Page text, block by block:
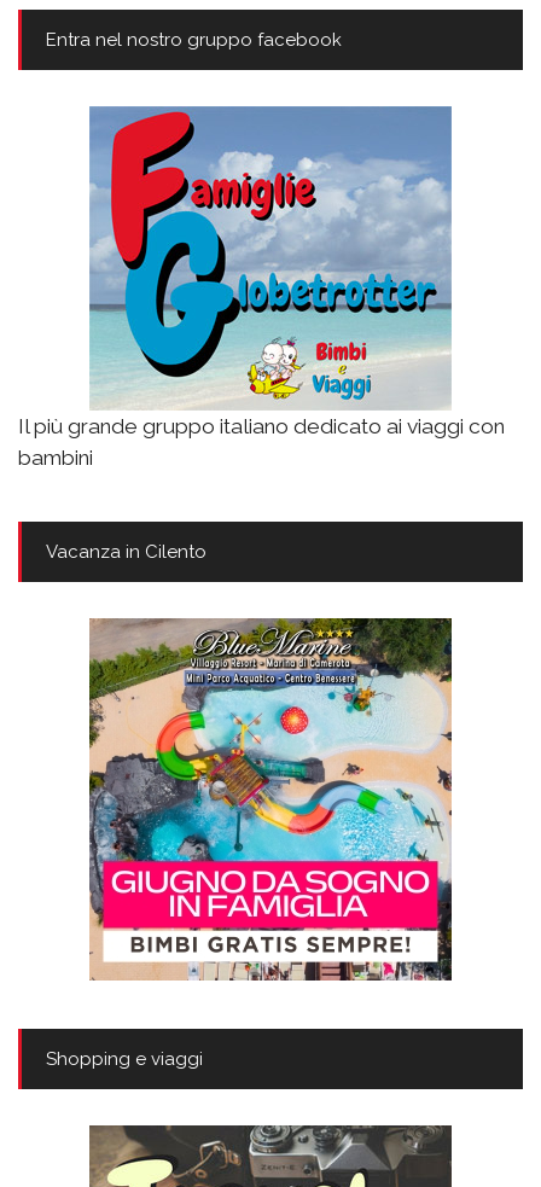
Entra nel nostro gruppo facebook
Il più grande gruppo italiano dedicato ai viaggi con
bambini
Vacanza in Cilento
Shopping e viaggi